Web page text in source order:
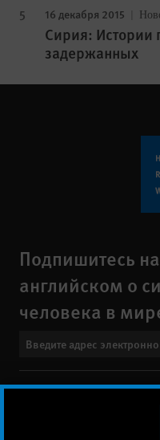
16 декабря 2015
Сирия: Истории
задержанных
Подпишитесь
английском о
человека в
Свяжитесь с